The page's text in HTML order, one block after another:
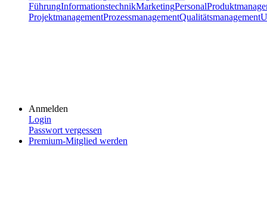
FührungInformationstechnikMarketingPersonal
ProjektmanagementProzessmanagementQualitätsmanagement
Anmelden
Login
Passwort vergessen
Premium-Mitglied werden